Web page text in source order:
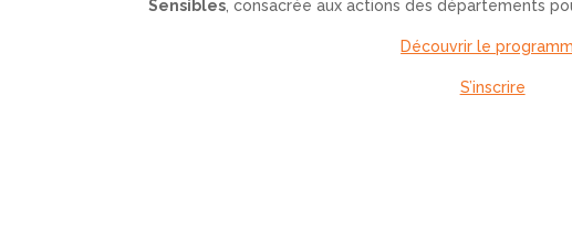
Sensibles, consacrée aux actions des départements
Découvrir le
S’inscrire